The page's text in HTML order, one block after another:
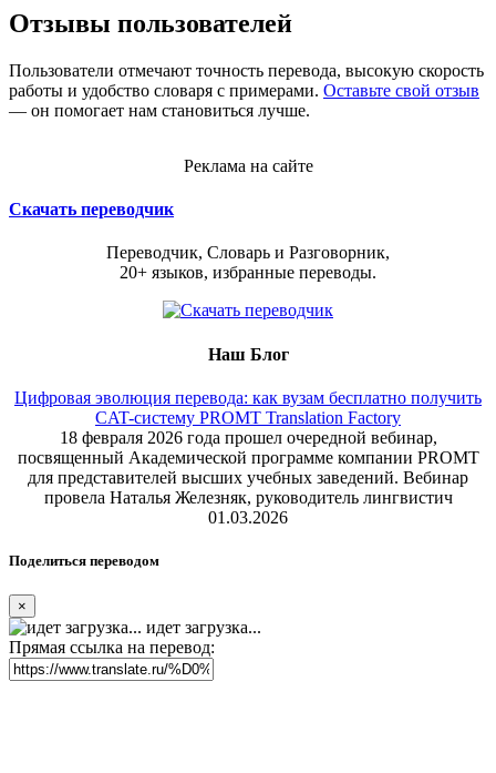
Отзывы пользователей
Пользователи отмечают точность перевода, высокую скорость
работы и удобство словаря с примерами. Оставьте свой отзыв
— он помогает нам становиться лучше.
Реклама на сайте
Скачать переводчик
Переводчик, Словарь и Разговорник,
20+ языков, избранные переводы.
Наш Блог
Цифровая эволюция перевода: как вузам бесплатно получить
CAT-систему PROMT Translation Factory
18 февраля 2026 года прошел очередной вебинар,
посвященный Академической программе компании PROMT
для представителей высших учебных заведений. Вебинар
провела Наталья Железняк, руководитель лингвистич
01.03.2026
Поделиться переводом
×
идет загрузка...
Прямая ссылка на перевод: